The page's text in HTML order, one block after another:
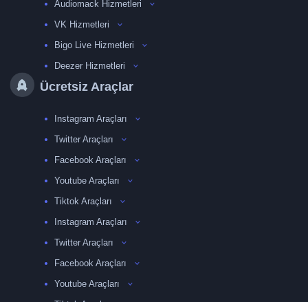
Audiomack Hizmetleri
VK Hizmetleri
Bigo Live Hizmetleri
Deezer Hizmetleri
Ücretsiz Araçlar
Instagram Araçları
Twitter Araçları
Facebook Araçları
Youtube Araçları
Tiktok Araçları
Instagram Araçları
Twitter Araçları
Facebook Araçları
Youtube Araçları